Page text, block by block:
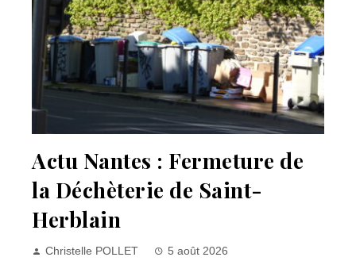
Actu Nantes : Fermeture de
la Déchèterie de Saint-
Herblain
Christelle POLLET 5 août 2026